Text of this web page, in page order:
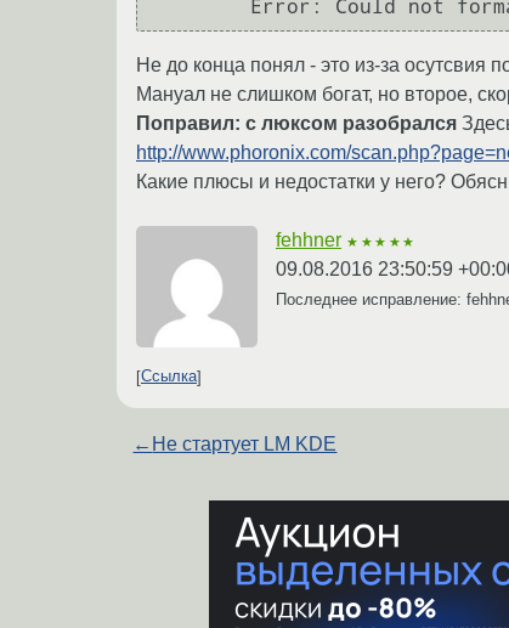
Не до конца понял - это из-за осутсвия
Мануал не слишком богат, но второе,
Поправил: с люксом разобрался
http://www.phoronix.com/
Какие плюсы и недостатки у него?
fehhner ★★★★★
09.08.2016 23:50:59
Последнее исправление:
Ссылка
← Не стартует LM KDE